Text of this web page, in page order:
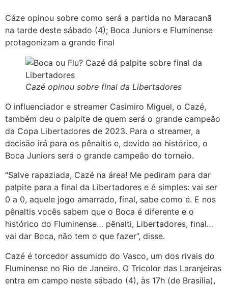
Cáze opinou sobre como será a partida no Maracanã
na tarde deste sábado (4); Boca Juniors e Fluminense
protagonizam a grande final
Cazé opinou sobre final da Libertadores
O influenciador e streamer Casimiro Miguel, o Cazé,
também deu o palpite de quem será o grande campeão
da Copa Libertadores de 2023. Para o streamer, a
decisão irá para os pênaltis e, devido ao histórico, o
Boca Juniors será o grande campeão do torneio.
“Salve rapaziada, Cazé na área! Me pediram para dar
palpite para a final da Libertadores e é simples: vai ser
0 a 0, aquele jogo amarrado, final, sabe como é. E nos
pênaltis vocês sabem que o Boca é diferente e o
histórico do Fluminense… pênalti, Libertadores, final…
vai dar Boca, não tem o que fazer”, disse.
Cazé é torcedor assumido do Vasco, um dos rivais do
Fluminense no Rio de Janeiro. O Tricolor das Laranjeiras
entra em campo neste sábado (4), às 17h (de Brasília),